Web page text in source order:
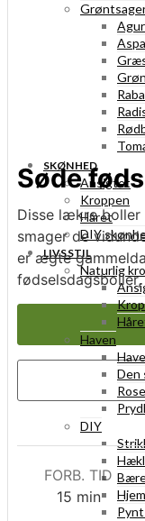
SKØNHED
Ansigtet
Kroppen
Håret
DIY
LIVSSTIL
Naturlig
Haven
Den
DIY
Søde
Disse lækre boller
smager de
er ægte
FORB. TID
15minutter
min